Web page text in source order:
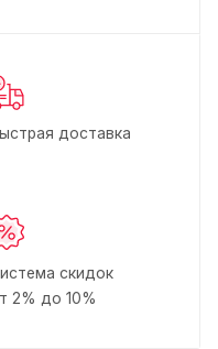
доставка
скидок
2% до 10%